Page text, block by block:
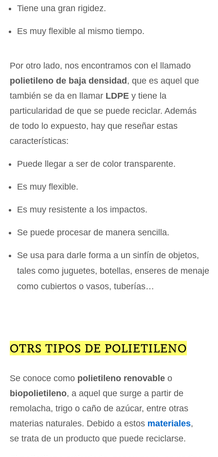
Tiene una gran rigidez.
Es muy flexible al mismo tiempo.
Por otro lado, nos encontramos con el llamado
polietileno de baja densidad, que es aquel que
también se da en llamar LDPE y tiene la
particularidad de que se puede reciclar. Además
de todo lo expuesto, hay que reseñar estas
características:
Puede llegar a ser de color transparente.
Es muy flexible.
Es muy resistente a los impactos.
Se puede procesar de manera sencilla.
Se usa para darle forma a un sinfín de objetos,
tales como juguetes, botellas, enseres de menaje
como cubiertos o vasos, tuberías…
OTRS TIPOS DE POLIETILENO
Se conoce como polietileno renovable o
biopolietileno, a aquel que surge a partir de
remolacha, trigo o caño de azúcar, entre otras
materias naturales. Debido a estos materiales,
se trata de un producto que puede reciclarse.